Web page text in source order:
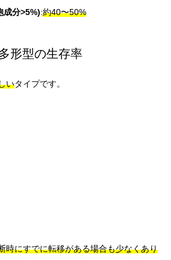
成分>5%):約40〜50%
形型の生存率
いタイプです。
時にすでに転移がある場合も少なくあり